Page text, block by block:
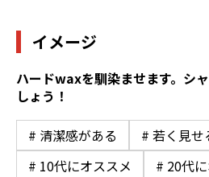
イメージ
ハードwaxを馴染ませます。シ
しょう！
# 清潔感がある # 若く見せ
# 10代にオススメ
# 20代